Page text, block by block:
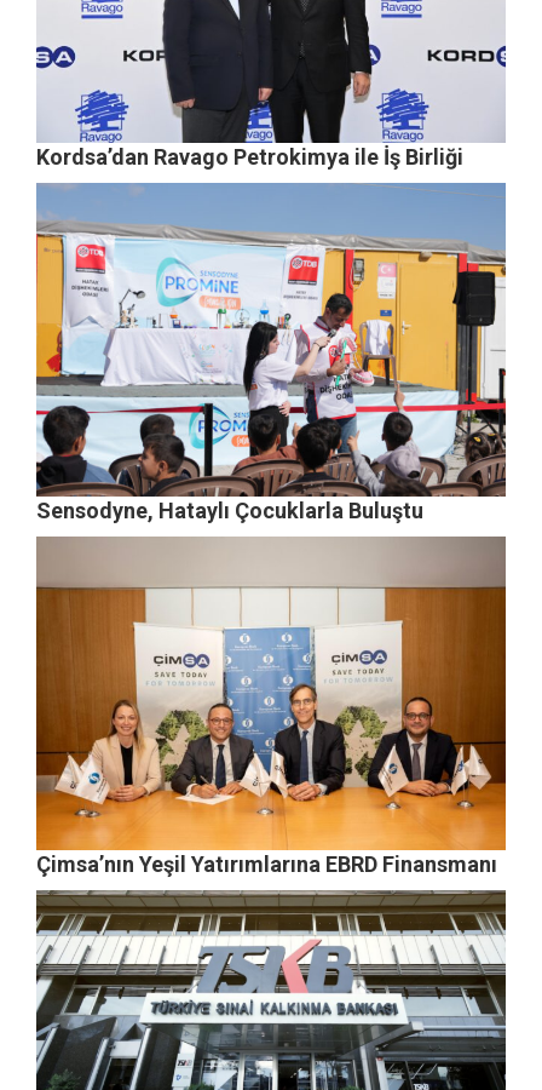
Kordsa’dan Ravago Petrokimya ile İş Birliği
Sensodyne, Hataylı Çocuklarla Buluştu
Çimsa’nın Yeşil Yatırımlarına EBRD Finansmanı